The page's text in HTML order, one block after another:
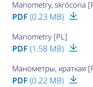
Manometry, skrócona
PDF (0.23 MB)
Manometry [PL]
PDF (1.58 MB)
Манометры, краткая
PDF (0.22 MB)